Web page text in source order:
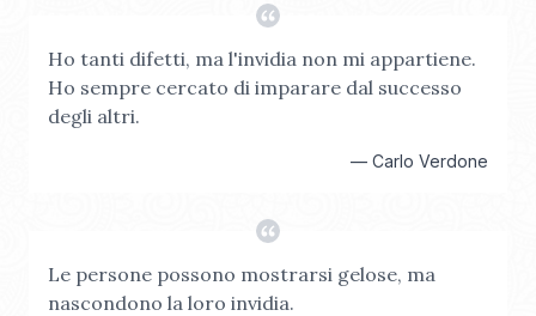
Ho tanti difetti, ma l'invidia non mi appartiene.
Ho sempre cercato di imparare dal successo
degli altri.
— Carlo Verdone
Le persone possono mostrarsi gelose, ma
nascondono la loro invidia.